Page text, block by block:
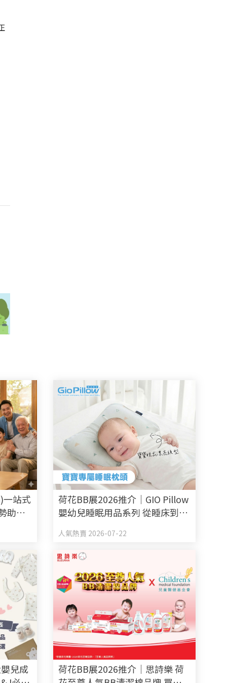
一站式
助揀
荷花BB展2026推介｜GIO Pillow
嬰幼兒睡眠用品系列 從睡床到嬰
人氣熱賣 2026-07-22
兒成
荷花BB展2026推介｜思詩樂 荷